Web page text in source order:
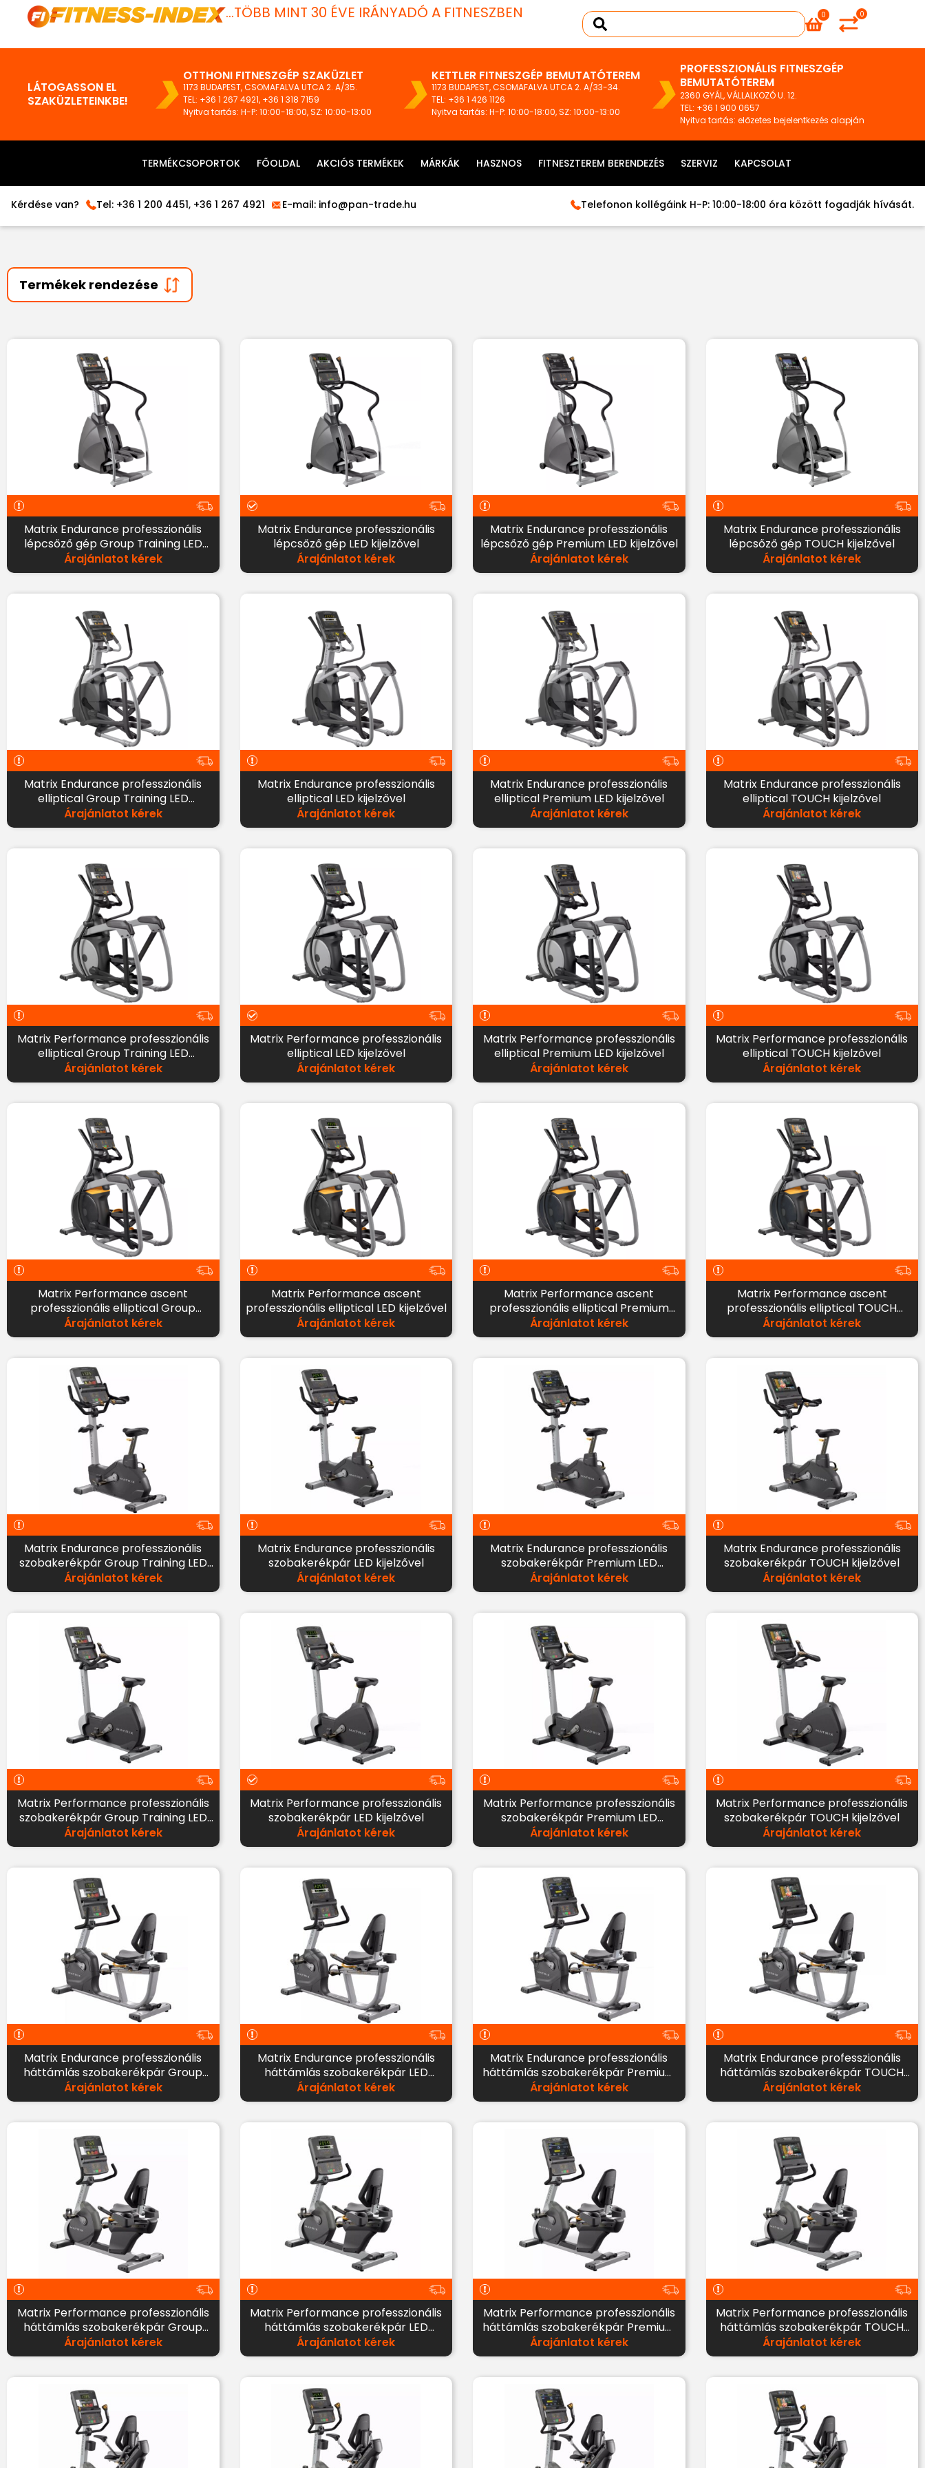
...TÖBB MINT 30 ÉVE IRÁNYADÓ A FITNESZBEN 0 0
LÁTOGASSON EL
SZAKÜZLETEINKBE!
OTTHONI FITNESZGÉP SZAKÜZLET
1173 BUDAPEST, CSOMAFALVA UTCA 2. A/35.
TEL: +36 1 267 4921, +36 1 318 7159
Nyitva tartás: H-P: 10:00-18:00, SZ: 10:00-13:00
KETTLER FITNESZGÉP BEMUTATÓTEREM
1173 BUDAPEST, CSOMAFALVA UTCA 2. A/33-34.
TEL: +36 1 426 1126
Nyitva tartás: H-P: 10:00-18:00, SZ: 10:00-13:00
PROFESSZIONÁLIS FITNESZGÉP
BEMUTATÓTEREM
2360 GYÁL, VÁLLALKOZÓ U. 12.
TEL: +36 1 900 0657
Nyitva tartás: előzetes bejelentkezés alapján
TERMÉKCSOPORTOK FŐOLDAL AKCIÓS TERMÉKEK MÁRKÁK HASZNOS FITNESZTEREM BERENDEZÉS SZERVIZ KAPCSOLAT
Kérdése van? Tel: +36 1 200 4451, +36 1 267 4921 E-mail: info@pan-trade.hu Telefonon kollégáink H-P: 10:00-18:00 óra között fogadják hívását.
Matrix Endurance professzionális
lépcsőző gép Group Training LED
kijelzővel
Árajánlatot kérek
Matrix Endurance professzionális
lépcsőző gép LED kijelzővel
Árajánlatot kérek
Matrix Endurance professzionális
lépcsőző gép Premium LED kijelzővel
Árajánlatot kérek
Matrix Endurance professzionális
lépcsőző gép TOUCH kijelzővel
Árajánlatot kérek
Matrix Endurance professzionális
elliptical Group Training LED
kijelzővel
Árajánlatot kérek
Matrix Endurance professzionális
elliptical LED kijelzővel
Árajánlatot kérek
Matrix Endurance professzionális
elliptical Premium LED kijelzővel
Árajánlatot kérek
Matrix Endurance professzionális
elliptical TOUCH kijelzővel
Árajánlatot kérek
Matrix Performance professzionális
elliptical Group Training LED
kijelzővel
Árajánlatot kérek
Matrix Performance professzionális
elliptical LED kijelzővel
Árajánlatot kérek
Matrix Performance professzionális
elliptical Premium LED kijelzővel
Árajánlatot kérek
Matrix Performance professzionális
elliptical TOUCH kijelzővel
Árajánlatot kérek
Matrix Performance ascent
professzionális elliptical Group
Training LED kijelzővel
Árajánlatot kérek
Matrix Performance ascent
professzionális elliptical LED kijelzővel
Árajánlatot kérek
Matrix Performance ascent
professzionális elliptical Premium
LED kijelzővel
Árajánlatot kérek
Matrix Performance ascent
professzionális elliptical TOUCH
kijelzővel
Árajánlatot kérek
Matrix Endurance professzionális
szobakerékpár Group Training LED
kijelzővel
Árajánlatot kérek
Matrix Endurance professzionális
szobakerékpár LED kijelzővel
Árajánlatot kérek
Matrix Endurance professzionális
szobakerékpár Premium LED
kijelzővel
Árajánlatot kérek
Matrix Endurance professzionális
szobakerékpár TOUCH kijelzővel
Árajánlatot kérek
Matrix Performance professzionális
szobakerékpár Group Training LED
kijelzővel
Árajánlatot kérek
Matrix Performance professzionális
szobakerékpár LED kijelzővel
Árajánlatot kérek
Matrix Performance professzionális
szobakerékpár Premium LED
kijelzővel
Árajánlatot kérek
Matrix Performance professzionális
szobakerékpár TOUCH kijelzővel
Árajánlatot kérek
Matrix Endurance professzionális
háttámlás szobakerékpár Group
Training LED kijelzővel
Árajánlatot kérek
Matrix Endurance professzionális
háttámlás szobakerékpár LED
kijelzővel
Árajánlatot kérek
Matrix Endurance professzionális
háttámlás szobakerékpár Premium
LED kijelzővel
Árajánlatot kérek
Matrix Endurance professzionális
háttámlás szobakerékpár TOUCH
kijelzővel
Árajánlatot kérek
Matrix Performance professzionális
háttámlás szobakerékpár Group
Training LED kijelzővel
Árajánlatot kérek
Matrix Performance professzionális
háttámlás szobakerékpár LED
kijelzővel
Árajánlatot kérek
Matrix Performance professzionális
háttámlás szobakerékpár Premium
LED kijelzővel
Árajánlatot kérek
Matrix Performance professzionális
háttámlás szobakerékpár TOUCH
kijelzővel
Árajánlatot kérek